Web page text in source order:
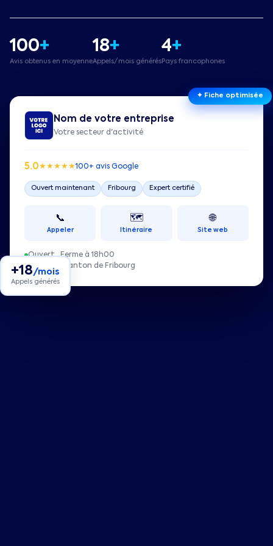
100+
Avis obtenus en moyenne
18+
Appels/mois générés
4+
Pays francophones
✦ Fiche optimisée
Nom de votre entreprise
Votre secteur d'activité
5.0★★★★★100+ avis Google
Ouvert maintenant Fribourg Expert certifié
📞
Appeler
🗺️
Itinéraire
🌐
Site web
Ouvert · Ferme à 18h00
Fribourg
, Canton de Fribourg
+18 /mois
Appels générés